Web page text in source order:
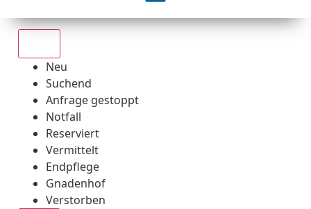
Neu
Suchend
Anfrage gestoppt
Notfall
Reserviert
Vermittelt
Endpflege
Gnadenhof
Verstorben